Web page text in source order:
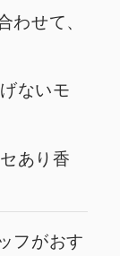
わせて、
ないモ
あり香
フがおす